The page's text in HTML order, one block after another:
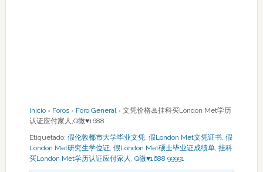
Inicio › Foros › Foro General › 文凭价格♨挂科买London Met学历
认证应付家人,Q微♥1688
Etiquetado: 假伦敦都市大学毕业文凭, 假London Met文凭证书, 假
London Met研究生学位证, 假London Met硕士毕业证成绩单, 挂科
买London Met学历认证应付家人 , Q微♥1688 99991